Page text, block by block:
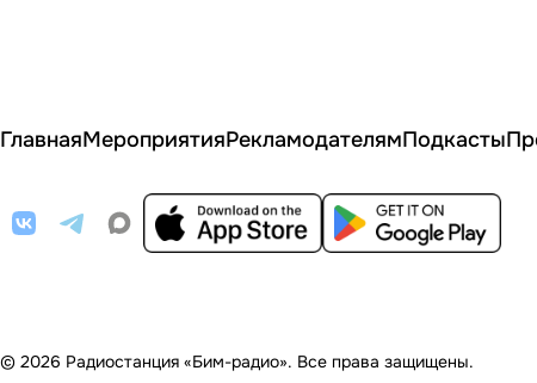
ГлавнаяМероприятияРекламодателямПодкасты
© 2026 Радиостанция «Бим-радио». Все права защищены.